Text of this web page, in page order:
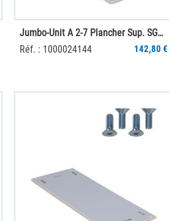
Jumbo-Unit A 2-7 Plancher Sup. SGR PS
Réf. : 1000024144
142,80 €